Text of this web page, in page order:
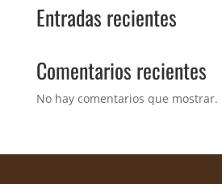
Entradas recientes
Comentarios recientes
No hay comentarios que mostrar.